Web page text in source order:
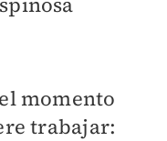
momento
trabajar: